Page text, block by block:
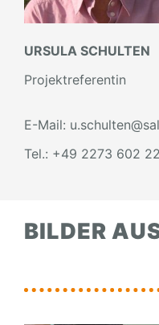
URSULA SCHULTEN
Projektreferentin
E-Mail:
Tel.: +49 2273 602
BILDER